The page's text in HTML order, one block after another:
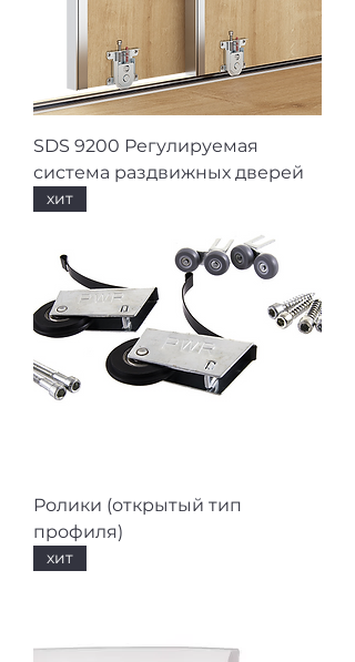
SDS 9200 Регулируемая
система раздвижных дверей
хит
Ролики (открытый тип
профиля)
хит